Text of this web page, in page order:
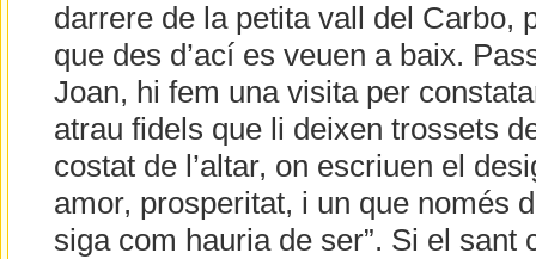
darrere de la petita vall del Carbo,
que des d’ací es veuen a baix.
Joan, hi fem una visita per
atrau fidels que li deixen trossets
costat de l’altar, on escriuen el
amor, prosperitat, i un que només
siga com hauria de ser”. Si el sant